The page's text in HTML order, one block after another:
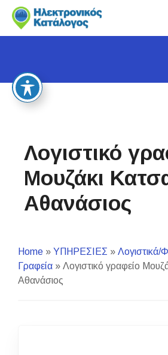
i
Λογιστικό
Μουζάκι
Αθανάσιος
Home » ΥΠΗΡΕΣΙΕΣ » Λογιστικά/
Γραφεία » Λογιστικό γραφείο
Αθανάσιος